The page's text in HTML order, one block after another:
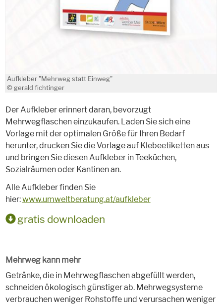
Aufkleber "Mehrweg statt Einweg"
© gerald fichtinger
Der Aufkleber erinnert daran, bevorzugt
Mehrwegflaschen einzukaufen. Laden Sie sich eine
Vorlage mit der optimalen Größe für Ihren Bedarf
herunter, drucken Sie die Vorlage auf Klebeetiketten aus
und bringen Sie diesen Aufkleber in Teeküchen,
Sozialräumen oder Kantinen an.
Alle Aufkleber finden Sie
hier:www.umweltberatung.at/aufkleber
gratis downloaden
Mehrweg kann mehr
Getränke, die in Mehrwegflaschen abgefüllt werden,
schneiden ökologisch günstiger ab. Mehrwegsysteme
verbrauchen weniger Rohstoffe und verursachen weniger